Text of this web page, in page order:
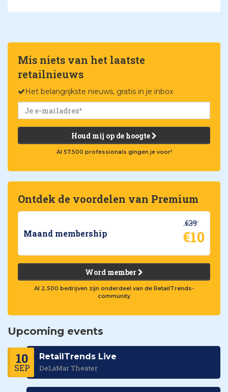
Mis niets van het laatste
retailnieuws
Het belangrijkste nieuws, gratis in je inbox
Houd mij op de hoogte
Al 57.500 professionals gingen je voor!
Ontdek de voordelen van Premium
Maand membership
€39
€10
Word member
Al 2.500 bedrijven zijn onderdeel van de RetailTrends-
community
Upcoming events
10
SEP
RetailTrends Live
DeLaMar Theater